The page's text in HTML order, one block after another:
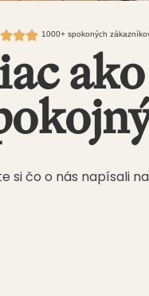
1000+ spokoných
si čo o nás napísali